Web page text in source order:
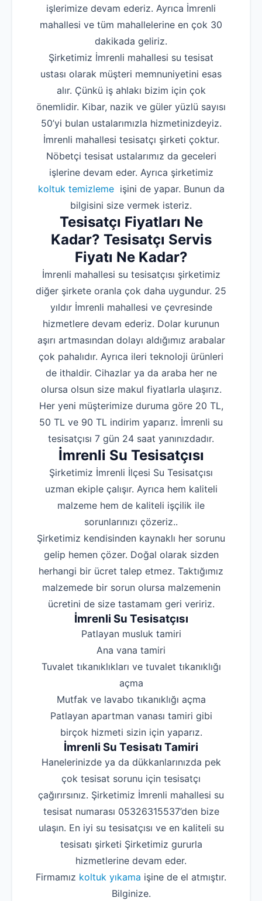
işlerimize devam ederiz. Ayrıca İmrenli
mahallesi ve tüm mahallelerine en çok 30
dakikada geliriz.
Şirketimiz İmrenli mahallesi su tesisat
ustası olarak müşteri memnuniyetini esas
alır. Çünkü iş ahlakı bizim için çok
önemlidir. Kibar, nazik ve güler yüzlü sayısı
50’yi bulan ustalarımızla hizmetinizdeyiz.
İmrenli mahallesi tesisatçı şirketi çoktur.
Nöbetçi tesisat ustalarımız da geceleri
işlerine devam eder. Ayrıca şirketimiz
koltuk temizlemeişini de yapar. Bunun da
bilgisini size vermek isteriz.
Tesisatçı Fiyatları Ne
Kadar? Tesisatçı Servis
Fiyatı Ne Kadar?
İmrenli mahallesi su tesisatçısı şirketimiz
diğer şirkete oranla çok daha uygundur. 25
yıldır İmrenli mahallesi ve çevresinde
hizmetlere devam ederiz. Dolar kurunun
aşırı artmasından dolayı aldığımız arabalar
çok pahalıdır. Ayrıca ileri teknoloji ürünleri
de ithaldir. Cihazlar ya da araba her ne
olursa olsun size makul fiyatlarla ulaşırız.
Her yeni müşterimize duruma göre 20 TL,
50 TL ve 90 TL indirim yaparız. İmrenli su
tesisatçısı 7 gün 24 saat yanınızdadır.
İmrenli Su Tesisatçısı
Şirketimiz İmrenli İlçesi Su Tesisatçısı
uzman ekiple çalışır. Ayrıca hem kaliteli
malzeme hem de kaliteli işçilik ile
sorunlarınızı çözeriz..
Şirketimiz kendisinden kaynaklı her sorunu
gelip hemen çözer. Doğal olarak sizden
herhangi bir ücret talep etmez. Taktığımız
malzemede bir sorun olursa malzemenin
ücretini de size tastamam geri veririz.
İmrenli Su Tesisatçısı
‌Patlayan musluk tamiri
‌Ana vana tamiri
‌Tuvalet tıkanıklıkları ve tuvalet tıkanıklığı
açma
‌Mutfak ve lavabo tıkanıklığı açma
‌Patlayan apartman vanası tamiri gibi
birçok hizmeti sizin için yaparız.
İmrenli Su Tesisatı Tamiri
Hanelerinizde ya da dükkanlarınızda pek
çok tesisat sorunu için tesisatçı
çağırırsınız. Şirketimiz İmrenli mahallesi su
tesisat numarası 05326315537’den bize
ulaşın. En iyi su tesisatçısı ve en kaliteli su
tesisatı şirketi Şirketimiz gururla
hizmetlerine devam eder.
Firmamız koltuk yıkama işine de el atmıştır.
Bilginize.